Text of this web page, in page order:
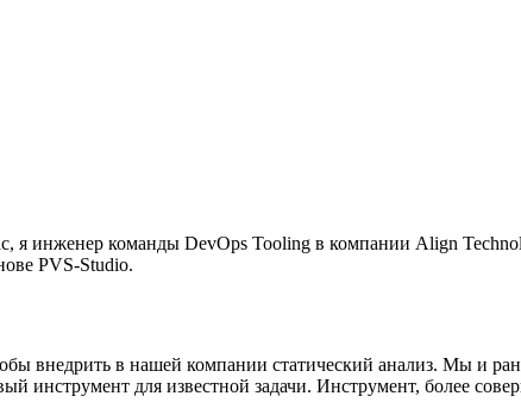
я инженер команды DevOps Tooling в компании Align
PVS-Studio.
внедрить в нашей компании статический анализ. Мы и
инструмент для известной задачи. Инструмент, более